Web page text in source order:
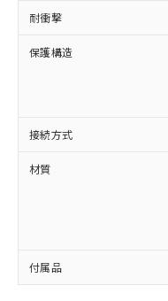
耐衝撃
保護構造
接続方式
材質
付属品
覧された
準価格と
了承くだ
正式な納
様のお取
ムロン制
ご相談く
オムロン
販
在庫状況
事前の承
示しない
マイパー
ビス）を
鉛(Pb) 1000ppm以
ミウム(Cd) 100ppm
六価クロム(Cr(Ⅵ))
類(PBB) 1000ppm以
(PBDE) 1000ppm以
ル) (DEHP)(別名：
ルベンジル（BBP
（DBP）
適用除外項目は除く。
フタル酸エステル
図的な使用がない
部品在庫の切
月が前後する
*中国RoHS10物質
Pb(鉛) :1000ppm、
Cr(Ⅵ)(六価クロム) :
ニル類) : 1000ppm
DBP(フタル酸ジブ
イソブチル) :
DEHP(フタル酸ビス
※2 環境保護
「ｅ」：有害
準値以下であ
「10」：通常
質が外部に漏
及ぼさない年数
国政府の
可)を取
当社は規
全に破砕
いよう必
当社は貴
ル、化学
武器並び
使用いた
当社は、
場合は、
該第三者
販売先お
法に輸出
一定
一定
在庫
いて
たは
機器
認く
白
受注
情報